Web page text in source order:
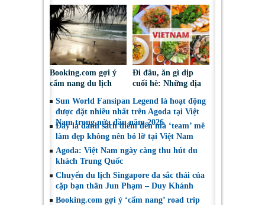
qua trải nghiệm pop-
up cà phê
khách châu Âu tìm
kiếm hè 2026
Booking.com gợi ý
cẩm nang du lịch
lợi ích cho cộng đồng
địa phương
Đi đâu, ăn gì dịp
cuối hè: Những địa
Việt tìm kiếm nhiều
nhất trên Agoda
Sun World Fansipan Legend là hoạt động
được đặt nhiều nhất trên Agoda tại Việt
Nam trong nửa đầu năm 2026
Đây là danh sách điểm đến mà ‘team’ mê
làm đẹp không nên bỏ lỡ tại Việt Nam
Agoda: Việt Nam ngày càng thu hút du
khách Trung Quốc
Chuyến du lịch Singapore đa sắc thái của
cặp bạn thân Jun Phạm – Duy Khánh
Booking.com gợi ý ‘cẩm nang’ road trip